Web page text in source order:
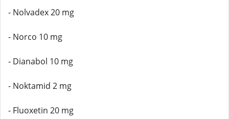
- Nolvadex 20 mg
- Norco 10 mg
- Dianabol 10 mg
- Noktamid 2 mg
- Fluoxetin 20 mg